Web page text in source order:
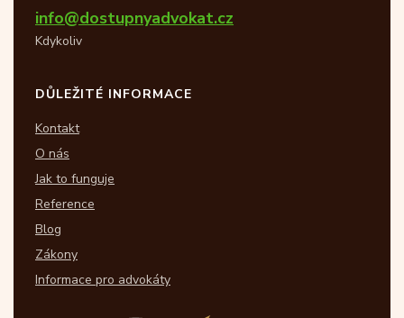
info@dostupnyadvokat.cz
Kdykoliv
DŮLEŽITÉ INFORMACE
Kontakt
O nás
Jak to funguje
Reference
Blog
Zákony
Informace pro advokáty